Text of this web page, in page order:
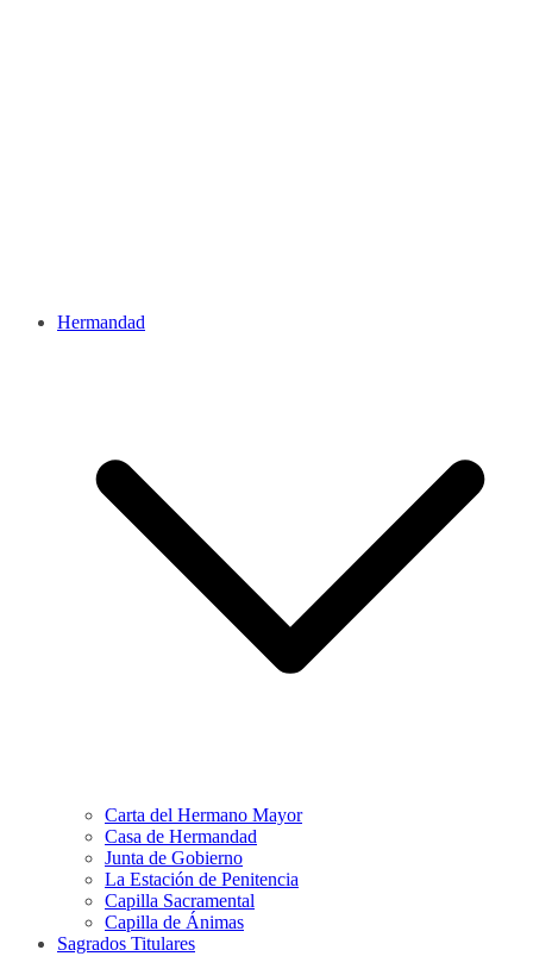
Hermandad
Carta del Hermano Mayor
Casa de Hermandad
Junta de Gobierno
La Estación de Penitencia
Capilla Sacramental
Capilla de Ánimas
Sagrados Titulares